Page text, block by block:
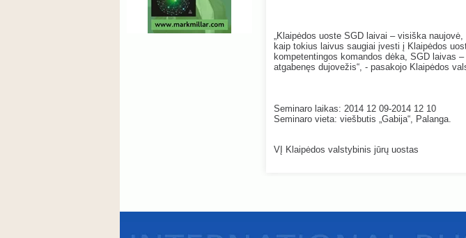
„Klaipėdos uoste SGD laivai – visiška
kaip tokius laivus saugiai įvesti į Klaipėdos
kompetentingos komandos dėka, SGD laivas
atgabenęs dujovežis“, - pasakojo Klaipėdos
Seminaro laikas: 2014 12 09-2014 12 10
Seminaro vieta: viešbutis „Gabija“, Palanga.
VĮ Klaipėdos valstybinis jūrų uostas